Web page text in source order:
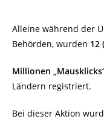
Alleine während der
Behörden, wurden 12
Millionen
Ländern registriert.
Bei dieser Aktion